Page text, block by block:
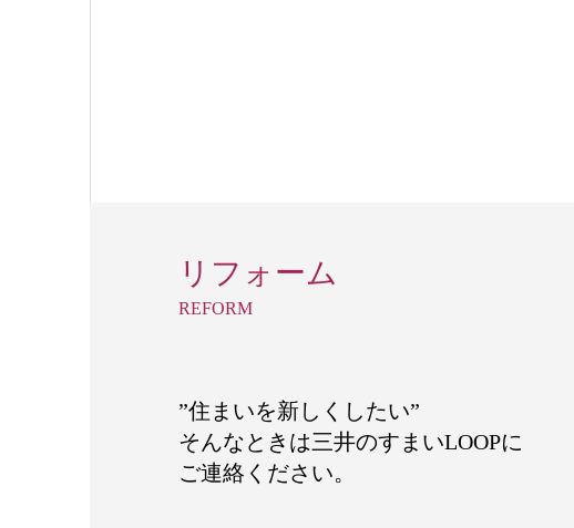
リフォーム
REFORM
”住まいを新しくしたい”
そんなときは三井のすまいLOOPに
ご連絡ください。